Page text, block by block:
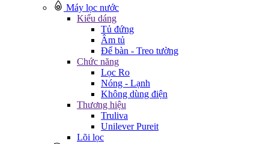
Máy lọc nước
Kiểu dáng
Tủ đứng
Âm tủ
Để bàn - Treo tường
Chức năng
Lọc Ro
Nóng - Lạnh
Không dùng điện
Thương hiệu
Truliva
Unilever Pureit
Lõi lọc